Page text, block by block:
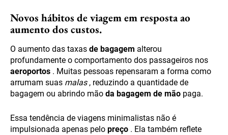
Novos hábitos de viagem em resposta ao
aumento dos custos.
O aumento das taxas de bagagem alterou
profundamente o comportamento dos passageiros nos
aeroportos . Muitas pessoas repensaram a forma como
arrumam suas malas, reduzindo a quantidade de
bagagem ou abrindo mão da bagagem de mão paga.
Essa tendência de viagens minimalistas não é
impulsionada apenas pelo preço . Ela também reflete